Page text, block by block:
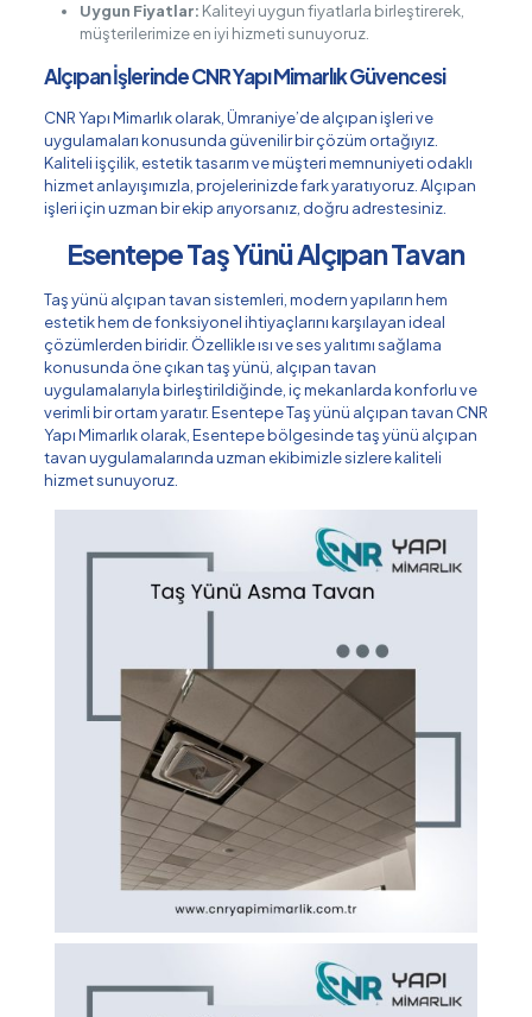
Uygun Fiyatlar: Kaliteyi uygun fiyatlarla birleştirerek,
müşterilerimize en iyi hizmeti sunuyoruz.
Alçıpan İşlerinde CNR Yapı Mimarlık Güvencesi
CNR Yapı Mimarlık olarak, Ümraniye’de alçıpan işleri ve
uygulamaları konusunda güvenilir bir çözüm ortağıyız.
Kaliteli işçilik, estetik tasarım ve müşteri memnuniyeti odaklı
hizmet anlayışımızla, projelerinizde fark yaratıyoruz. Alçıpan
işleri için uzman bir ekip arıyorsanız, doğru adrestesiniz.
Esentepe Taş Yünü Alçıpan Tavan
Taş yünü alçıpan tavan sistemleri, modern yapıların hem
estetik hem de fonksiyonel ihtiyaçlarını karşılayan ideal
çözümlerden biridir. Özellikle ısı ve ses yalıtımı sağlama
konusunda öne çıkan taş yünü, alçıpan tavan
uygulamalarıyla birleştirildiğinde, iç mekanlarda konforlu ve
verimli bir ortam yaratır. Esentepe Taş yünü alçıpan tavan CNR
Yapı Mimarlık olarak, Esentepe bölgesinde taş yünü alçıpan
tavan uygulamalarında uzman ekibimizle sizlere kaliteli
hizmet sunuyoruz.